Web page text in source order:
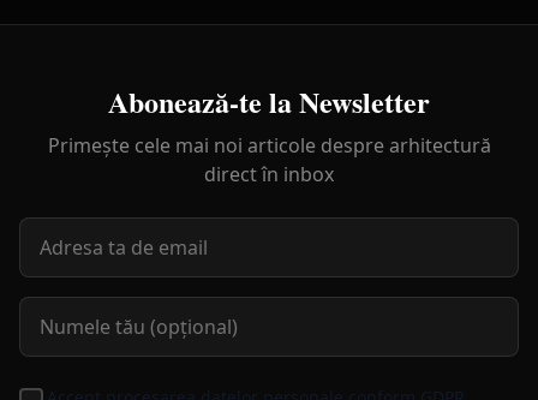
Abonează-te la Newsletter
Primește cele mai noi articole despre arhitectură
direct în inbox